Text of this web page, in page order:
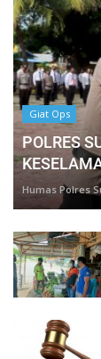
Giat Ops
POLRES
Humas Polres